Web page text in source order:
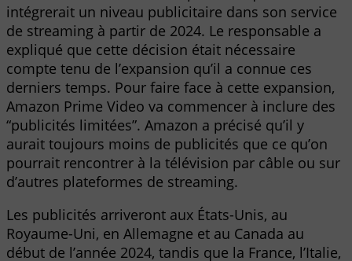
intégrerait un niveau publicitaire dans son service
de streaming à partir de 2024. Le responsable a
expliqué que cette décision était nécessaire
compte tenu de l’expansion qu’il a connue ces
derniers temps. Pour faire face à cette expansion,
Amazon Prime Video va commencer à inclure des
“publicités limitées”. Amazon a précisé qu’il y
aurait toujours moins de publicités que ce qu’on
pourrait rencontrer à la télévision par câble ou sur
d’autres plateformes de streaming.
Les publicités arriveront aux États-Unis, au
Royaume-Uni, en Allemagne et au Canada au
début de l’année 2024, tandis que la France, l’Italie,